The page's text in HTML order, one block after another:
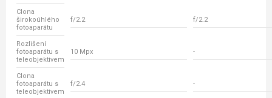
Clona
širokoúhlého
fotoaparátu
f/2.2 f/2.2
Rozlišení
fotoaparátu s
teleobjektivem
10 Mpx -
Clona
fotoaparátu s
teleobjektivem
f/2.4 -